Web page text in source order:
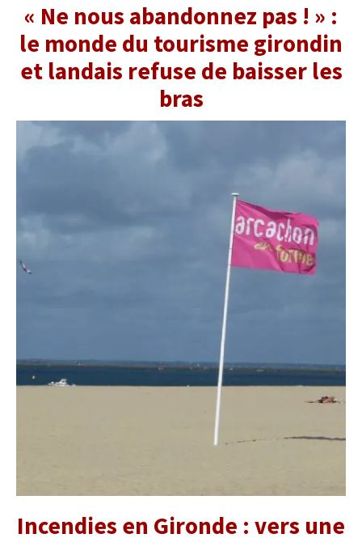
« Ne nous abandonnez pas ! » :
le monde du tourisme girondin
et landais refuse de baisser les
bras
Incendies en Gironde : vers une